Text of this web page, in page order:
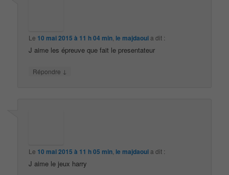
Le 10 mai 2015 à 11 h 04 min le majdaouia dit :
J aime les épreuve que fait le presentateur
Répondre ↓
Le 10 mai 2015 à 11 h 05 min le majdaouia dit :
J aime le jeux harry